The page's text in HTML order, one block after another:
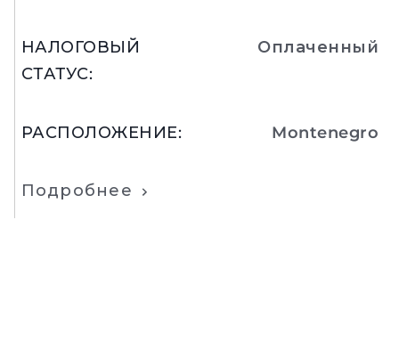
НАЛОГОВЫЙ
СТАТУС:
Оплаченный
РАСПОЛОЖЕНИЕ: Montenegro
Подробнее